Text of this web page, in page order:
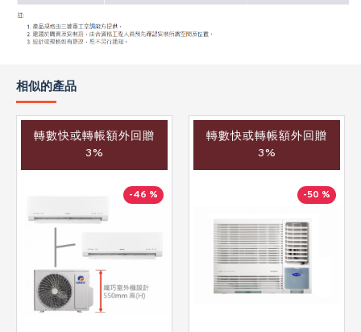
相似的產品
轉數快或轉帳額外回贈
3%
-46 %
轉數快或轉帳額外回贈
3%
-50 %